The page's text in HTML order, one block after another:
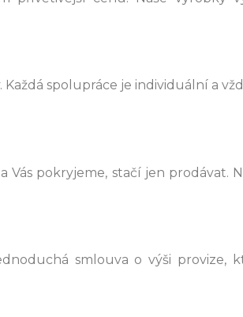
spolupráce je individuální a
pokryjeme, stačí jen prodávat.
smlouva o výši provize,